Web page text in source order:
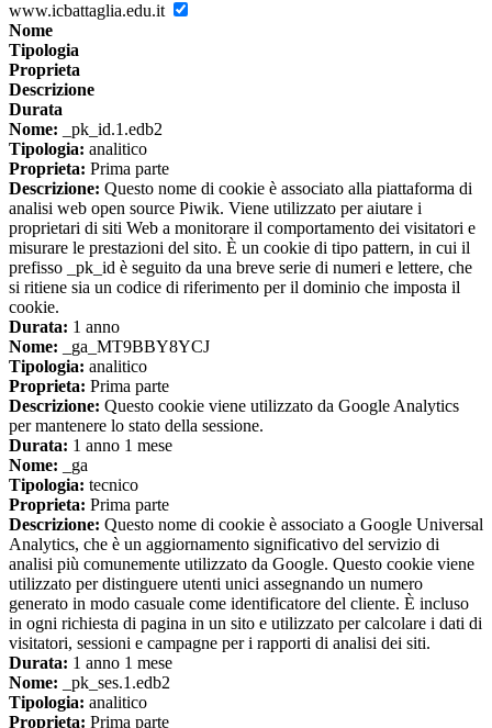
www.icbattaglia.edu.it
Nome
Tipologia
Proprieta
Descrizione
Durata
Nome: _pk_id.1.edb2
Tipologia: analitico
Proprieta: Prima parte
Descrizione: Questo nome di cookie è associato alla piattaforma di
analisi web open source Piwik. Viene utilizzato per aiutare i
proprietari di siti Web a monitorare il comportamento dei visitatori e
misurare le prestazioni del sito. È un cookie di tipo pattern, in cui il
prefisso _pk_id è seguito da una breve serie di numeri e lettere, che
si ritiene sia un codice di riferimento per il dominio che imposta il
cookie.
Durata: 1 anno
Nome: _ga_MT9BBY8YCJ
Tipologia: analitico
Proprieta: Prima parte
Descrizione: Questo cookie viene utilizzato da Google Analytics
per mantenere lo stato della sessione.
Durata: 1 anno 1 mese
Nome: _ga
Tipologia: tecnico
Proprieta: Prima parte
Descrizione: Questo nome di cookie è associato a Google Universal
Analytics, che è un aggiornamento significativo del servizio di
analisi più comunemente utilizzato da Google. Questo cookie viene
utilizzato per distinguere utenti unici assegnando un numero
generato in modo casuale come identificatore del cliente. È incluso
in ogni richiesta di pagina in un sito e utilizzato per calcolare i dati di
visitatori, sessioni e campagne per i rapporti di analisi dei siti.
Durata: 1 anno 1 mese
Nome: _pk_ses.1.edb2
Tipologia: analitico
Proprieta: Prima parte